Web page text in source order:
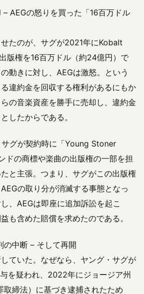
AEGの怒りを買った「16百万ドル
たのが、サグが2021年にKobalt
版権を16百万ドル（約24億円）で
動きに対し、AEGは激怒。という
違約金を回収する権利があるにもか
の音楽資産を勝手に売却し、違約金
したからである。
グが契約時に「Young Stoner
ドの商標や楽曲の出版権の一部を担
と主張。つまり、サグがこの出版権
の取り分が消滅する事態となっ
、AEGは即座に追加訴訟を起こ
も含めた賠償を求めたのである。
の中断 – そして再開
ていた。なぜなら、ヤング・サグが
を疑われ、2022年にジョージア州
取締法）に基づき逮捕されたため